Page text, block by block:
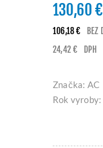
130,60 €
106,18 €
BEZ
24,42 €
DPH
Značka: AC
Rok